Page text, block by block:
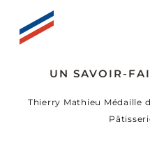
UN SAVOIR-
Thierry Mathieu Médaille